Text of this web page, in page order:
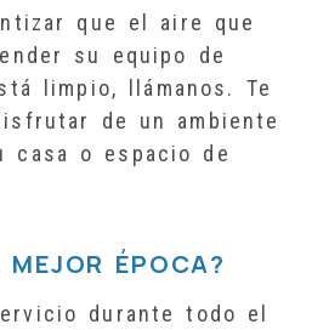
que el aire que
su equipo de
limpio, llámanos. Te
de un ambiente
casa o espacio de
ÉPOCA?
durante todo el